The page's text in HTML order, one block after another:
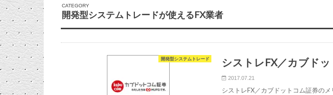
CATEGORY
開発型システムトレードが使えるFX業者
開発型システムトレード シストレFX／カブド
2017.07.21
シストレFX／カブドットコム証券の